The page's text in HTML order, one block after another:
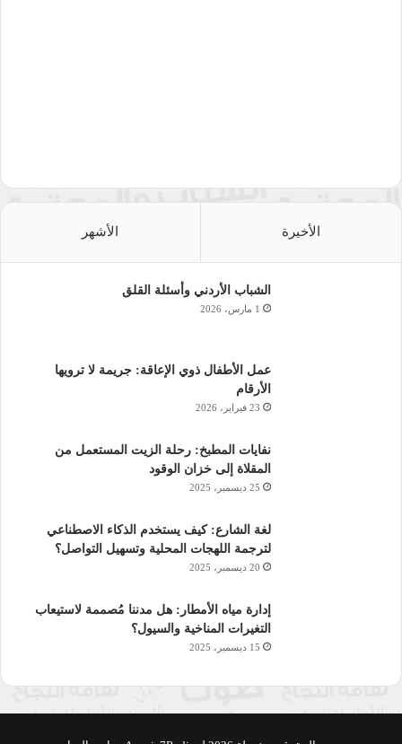
الأخيرة الأشهر
الشباب الأردني وأسئلة القلق
1 مارس، 2026
عمل الأطفال ذوي الإعاقة: جريمة لا ترويها
الأرقام
23 فبراير، 2026
نفايات المطبخ: رحلة الزيت المستعمل من
المقلاة إلى خزان الوقود
25 ديسمبر، 2025
لغة الشارع: كيف يستخدم الذكاء الاصطناعي
لترجمة اللهجات المحلية وتسهيل التواصل؟
20 ديسمبر، 2025
إدارة مياه الأمطار: هل مدننا مُصممة لاستيعاب
التغيرات المناخية والسيول؟
15 ديسمبر، 2025